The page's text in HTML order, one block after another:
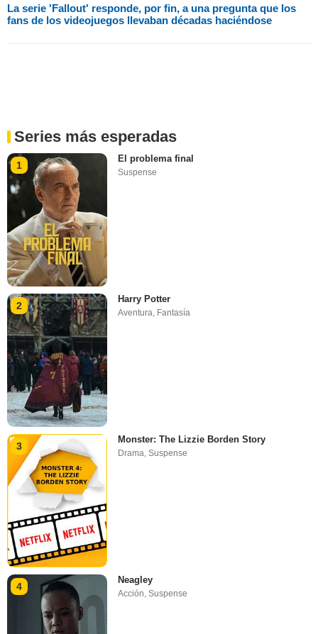
La serie 'Fallout' responde, por fin, a una pregunta que los
fans de los videojuegos llevaban décadas haciéndose
Series más esperadas
1
El problema final
Suspense
2
Harry Potter
Aventura, Fantasía
3
Monster: The Lizzie Borden Story
Drama,Suspense
4
Neagley
Acción,Suspense